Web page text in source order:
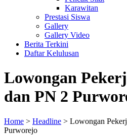
Karawitan
Prestasi Siswa
Gallery
Gallery Video
Berita Terkini
Daftar Kelulusan
Lowongan
dan PN 2
Home > Headline > Lowongan
Purworejo